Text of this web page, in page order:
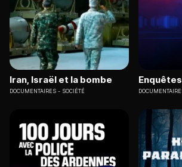
Iran, Israël et la bombe
DOCUMENTAIRES SOCIÉTÉ